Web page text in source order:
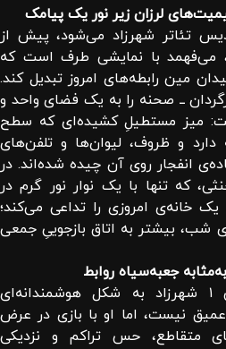
لرزان زیر نور یک پیامک
که وارد سالن ۱ پردیس تئاتر شهرزاد می‌شود، پیش از
می‌فهمد با نمایشی طرف است که
مین رابطه‌های امروز تبدیل کند.
ــ صحنه را به یک فضای واحد و
میز مستطیلِ کشیده‌ای که سطح
و ظروف، لیوان‌ها و تلفن‌های
انفجار روی آن چیده شده‌اند. در
که تنها با یک نوار نور گرم در
خانه‌ی امروزی را تداعی می‌کند؛
شب، بیشتر به اتاق بازجوییِ جمعی
جعبه‌سیاه روابط
بنی‌اردلان از امکانات سالن ۱ شهرزاد به شکل هوشمندانه‌ای
نیست، اما او با بازی در عرض
متقاطع، حس تراکم و نزدیکی